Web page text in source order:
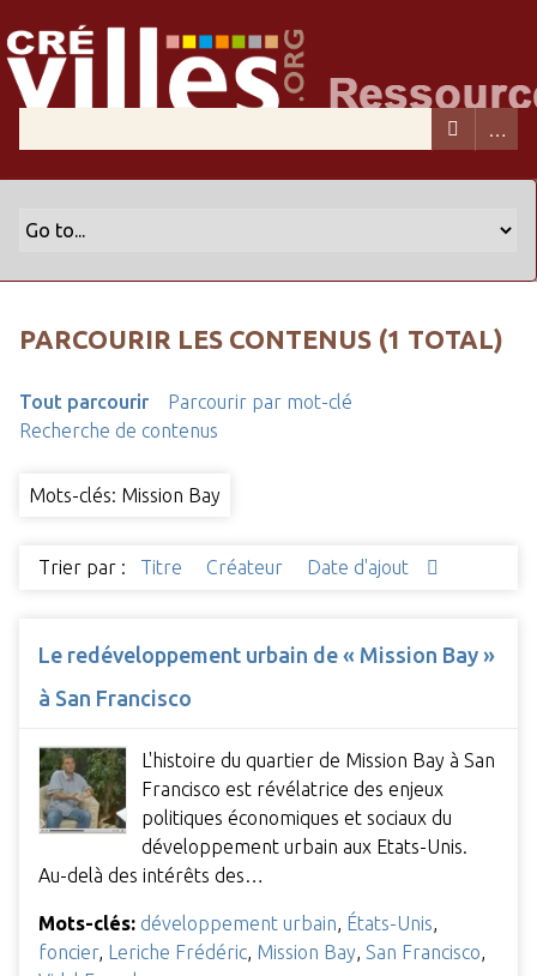
PARCOURIR LES CONTENUS (1 TOTAL)
Tout parcourir
Parcourir par mot-clé
Recherche de contenus
Mots-clés: Mission Bay
Trier par : Titre Créateur Date d'ajout
Le redéveloppement urbain de « Mission Bay »
à San Francisco
L'histoire du quartier de Mission Bay à San
Francisco est révélatrice des enjeux
politiques économiques et sociaux du
développement urbain aux Etats-Unis.
Au-delà des intérêts des…
Mots-clés: développement urbain États-Unis
foncier, Leriche Frédéric Mission Bay San Francisco